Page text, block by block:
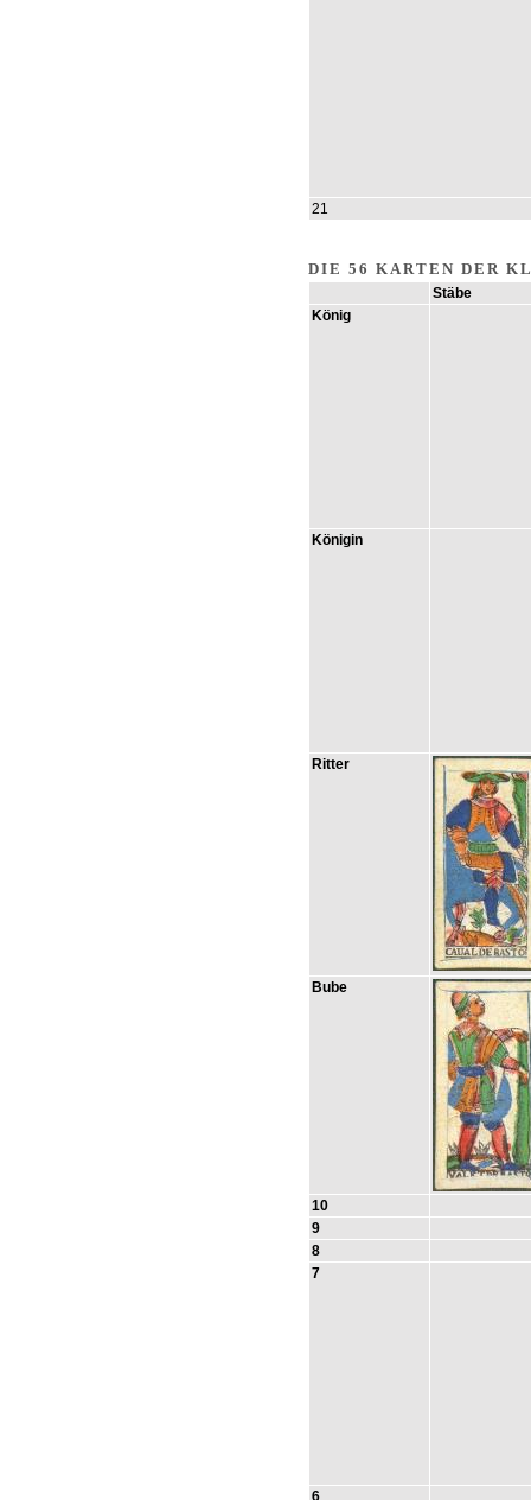
21
DIE 56 KARTEN DER
Stäbe
König
Königin
Ritter
Bube
10
9
8
7
6